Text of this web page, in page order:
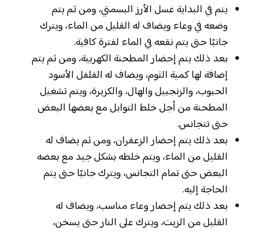
يتم في البداية غسل الأرز البسمتي، ومن ثم يتم
وضعه في وعاء ويضاف له القليل من الماء، ويترك
جانبًا حتى يتم نقعه في الماء لفترة كافية.
بعد ذلك يتم إحضار المطحنة الكهربية، ومن ثم يتم
إضافة لها كمية الثوم، ويضاف له الفلفل الأسود
الحبوب، والزنجبيل والهال، والكزبرة، ويتم تشغيل
المطحنة من أجل خلط التوابل مع بعضها البعض
حتى تتجانس.
بعد ذلك يتم إحضار الزعفران، ومن ثم يضاف له
القليل من الماء، ويتم خلطه بشكل جيد مع بعضه
البعض حتى تمام التجانس، ويترك جانبًا حتى يتم
الحاجة إليه.
بعد ذلك يتم إحضار وعاء مناسب، ويضاف له
القليل من الزيت، ويترك على النار حتى يسخن،